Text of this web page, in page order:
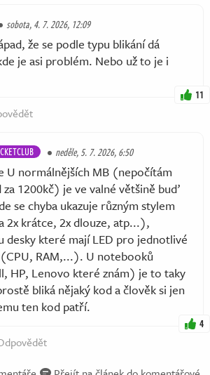
sobota, 4. 7. 2026, 12:09
že se podle typu blikání dá
je asi problém. Nebo už to je i
11
neděle, 5. 7. 2026, 6:50
U normálnějších MB (nepočítám
za 1200kč) je ve valné většině buď
se chyba ukazuje různým stylem
2x krátce, 2x dlouze, atp...),
desky které mají LED pro jednotlivé
RAM,...). U notebooků
HP, Lenovo které znám) je to taky
bliká nějaký kod a člověk si jen
ten kod patří.
4